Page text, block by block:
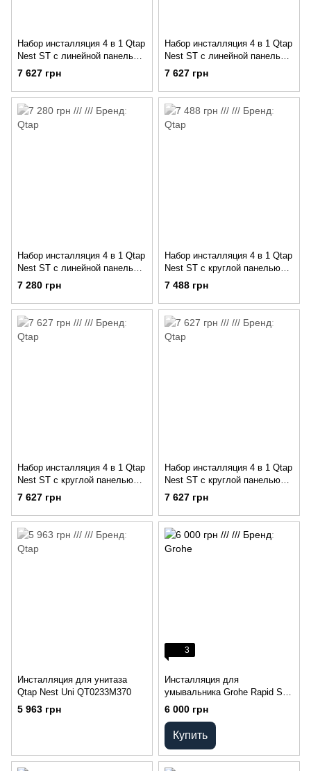
Набор инсталляция 4 в 1 Qtap
Nest ST с линейной панелью
смыва
QT0133M425M08381CRM
7 627 грн
Набор инсталляция 4 в 1 Qtap
Nest ST с линейной панелью
смыва
QT0133M425M08V1091MB
7 627 грн
Набор инсталляция 4 в 1 Qtap
Nest ST с линейной панелью
смыва
QT0133M425M08V1384W
7 280 грн
Набор инсталляция 4 в 1 Qtap
Nest ST с круглой панелью
смыва
QT0133M425M11111SAT
7 488 грн
Набор инсталляция 4 в 1 Qtap
Nest ST с круглой панелью
смыва
QT0133M425M11112CRM
7 627 грн
Набор инсталляция 4 в 1 Qtap
Nest ST с круглой панелью
смыва
QT0133M425M11V1146MB
7 627 грн
Инсталляция для унитаза
Qtap Nest Uni QT0233M370
5 963 грн
3
Инсталляция для
умывальника Grohe Rapid SL
(38554001)
6 000 грн
Купить